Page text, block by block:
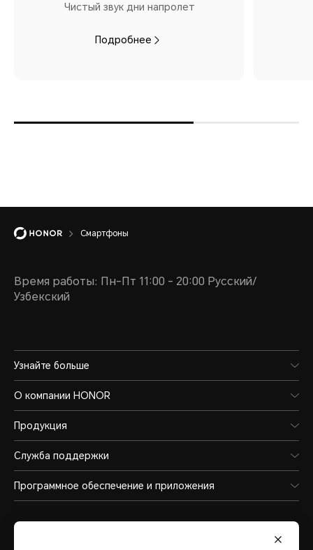
Чистый звук дни напролет
Подробнее
Смартфоны
Время работы: Пн-Пт 11:00 - 20:00 Русский/
Узбекский
Узнайте больше
О компании HONOR
Продукция
Служба поддержки
Программное обеспечение и приложения